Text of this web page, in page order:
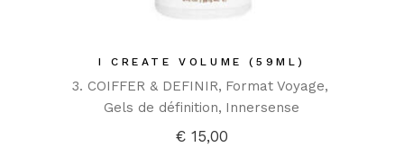
I CREATE VOLUME (59ML)
3. COIFFER & DEFINIR Format Voyage
Gels de définition Innersense
€ 15,00